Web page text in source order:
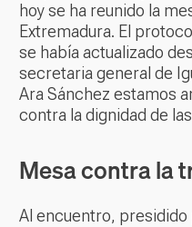
hoy se ha reunido la
Extremadura. El
se había actualizado
secretaria general de
Ara Sánchez estamos
contra la dignidad de
Mesa contra la
Al encuentro, presidido